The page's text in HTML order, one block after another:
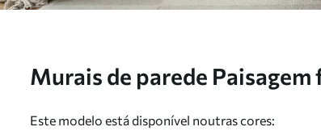
Murais de parede
Este modelo está disponível noutras cores: